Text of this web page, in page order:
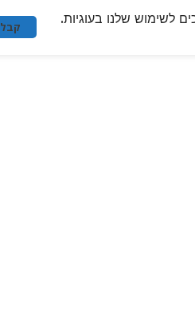
לשימוש שלנו בעוגיות.
קבל